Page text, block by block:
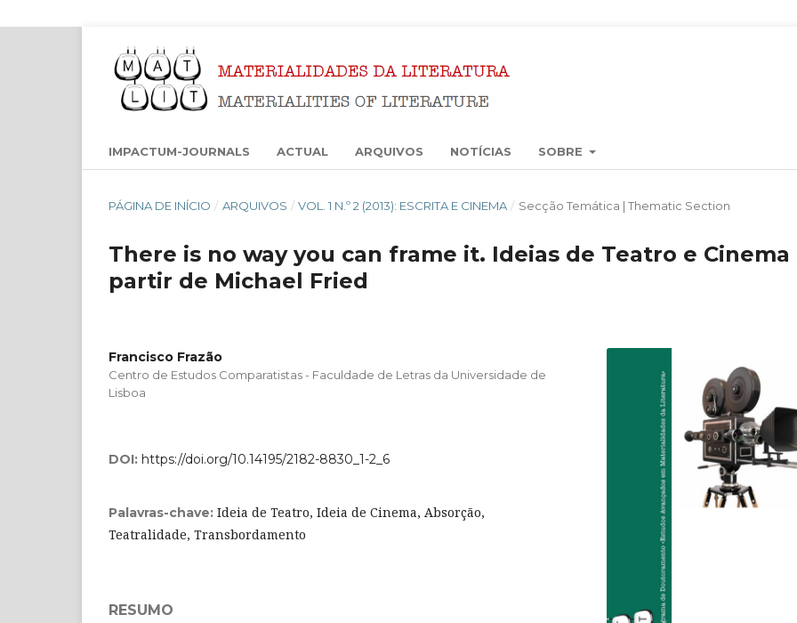
IMPACTUM-JOURNALS ACTUAL ARQUIVOS NOTÍCIAS SOBRE
PÁGINA DE INÍCIO / ARQUIVOS / VOL. 1 N.º 2 (2013): ESCRITA E CINEMA / Secção Temática | Thematic Section
There is no way you can frame it. Ideias de Teatro e Cinema
partir de Michael Fried
Francisco Frazão
Centro de Estudos Comparatistas - Faculdade de Letras da Universidade de
Lisboa
DOI: https://doi.org/10.14195/2182-8830_1-2_6
Palavras-chave: Ideia de Teatro, Ideia de Cinema, Absorção,
Teatralidade, Transbordamento
RESUMO